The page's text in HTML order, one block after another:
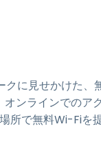
クに見せかけた、
ンラインでのアク
所で無料Wi-Fiを